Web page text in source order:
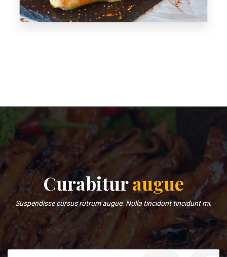
Curabituraugue
Suspendisse cursus rutrum augue. Nulla tincidunt tincidunt mi.